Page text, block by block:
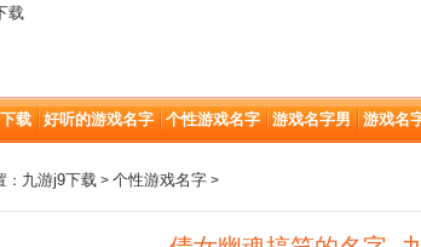
载
载 好听的游戏名字 个性游戏名字 游戏名字男 游戏名
： 九游j9下载 > 个性游戏名字 >